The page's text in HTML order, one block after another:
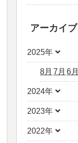
アーカイブ
2025年
8月 7月 6月
2024年
2023年
2022年